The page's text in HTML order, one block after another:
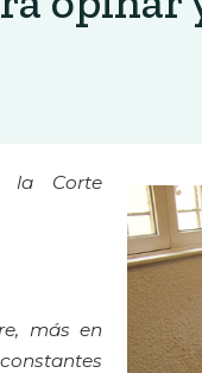
la Corte
más en